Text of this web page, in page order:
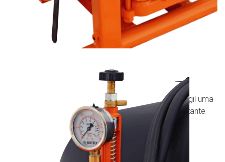
Acoplamento rápido, permite acoplar de maneira ágil uma
pistola ou uma lança, tornando o equipamento bastante
versátil para realizar aplicações mais pontuais.